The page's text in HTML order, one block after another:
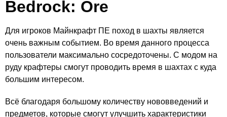
Bedrock: Ore
Для игроков Майнкрафт ПЕ поход в шахты является
очень важным событием. Во время данного процесса
пользователи максимально сосредоточены. С модом на
руду крафтеры смогут проводить время в шахтах с куда
большим интересом.
Всё благодаря большому количеству нововведений и
предметов, которые смогут улучшить характеристики